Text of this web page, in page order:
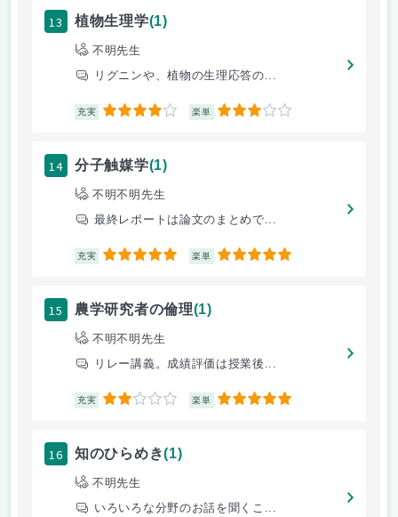
13 植物生理学(1)
不明先生
リグニンや、植物の生理応答の...
充実 4 楽単 3
14 分子触媒学(1)
不明不明先生
最終レポートは論文のまとめで...
充実 5 楽単 5
15 農学研究者の倫理(1)
不明不明先生
リレー講義。成績評価は授業後...
充実 2 楽単 5
16 知のひらめき(1)
不明先生
いろいろな分野のお話を聞くこ...